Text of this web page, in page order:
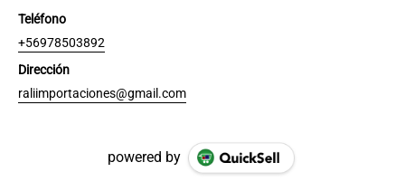
Teléfono
+56978503892
Dirección
raliimportaciones@gmail.com
powered by